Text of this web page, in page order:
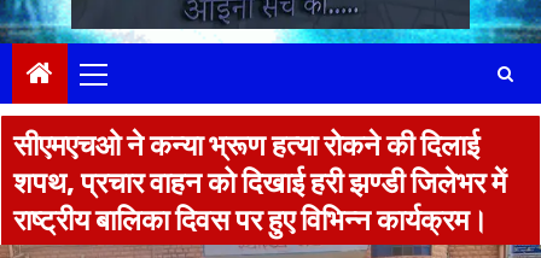
Menu
सीएमएचओ ने कन्या भ्रूण हत्या रोकने की दिलाई
शपथ, प्रचार वाहन को दिखाई हरी झण्डी जिलेभर में
राष्ट्रीय बालिका दिवस पर हुए विभिन्न कार्यक्रम।